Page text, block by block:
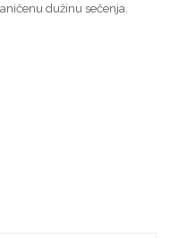
dužinu sečenja.